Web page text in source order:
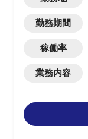
勤務期間
稼働率
業務内容